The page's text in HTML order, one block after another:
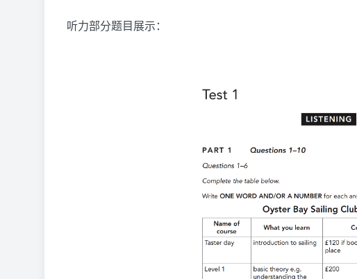
听力部分题目展示：